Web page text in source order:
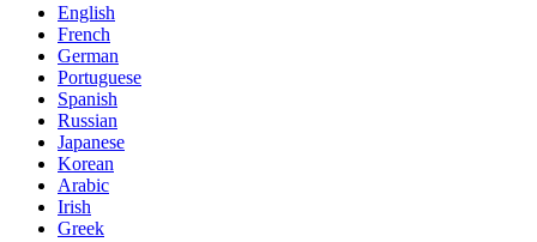
English
French
German
Portuguese
Spanish
Russian
Japanese
Korean
Arabic
Irish
Greek